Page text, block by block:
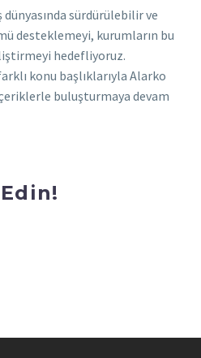
sürdürülebilir ve
desteklemeyi, kurumların bu
hedefliyoruz.
konu başlıklarıyla Alarko
buluşturmaya devam